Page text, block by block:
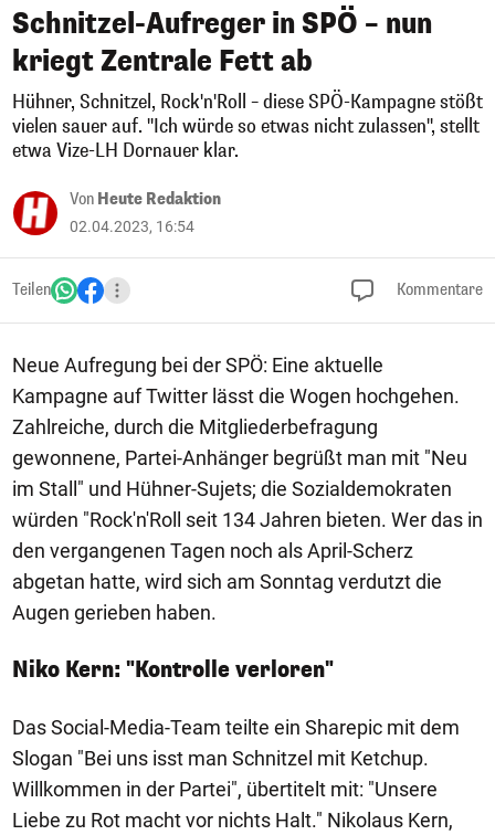
Schnitzel-Aufreger in SPÖ – nun
kriegt Zentrale Fett ab
Hühner, Schnitzel, Rock'n'Roll – diese SPÖ-Kampagne stößt
vielen sauer auf. "Ich würde so etwas nicht zulassen", stellt
etwa Vize-LH Dornauer klar.
Von Heute Redaktion
02.04.2023, 16:54
Teilen Kommentare
Neue Aufregung bei der SPÖ: Eine aktuelle
Kampagne auf Twitter lässt die Wogen hochgehen.
Zahlreiche, durch die Mitgliederbefragung
gewonnene, Partei-Anhänger begrüßt man mit "Neu
im Stall" und Hühner-Sujets; die Sozialdemokraten
würden "Rock'n'Roll seit 134 Jahren bieten. Wer das in
den vergangenen Tagen noch als April-Scherz
abgetan hatte, wird sich am Sonntag verdutzt die
Augen gerieben haben.
Niko Kern: "Kontrolle verloren"
Das Social-Media-Team teilte ein Sharepic mit dem
Slogan "Bei uns isst man Schnitzel mit Ketchup.
Willkommen in der Partei", übertitelt mit: "Unsere
Liebe zu Rot macht vor nichts Halt." Nikolaus Kern,